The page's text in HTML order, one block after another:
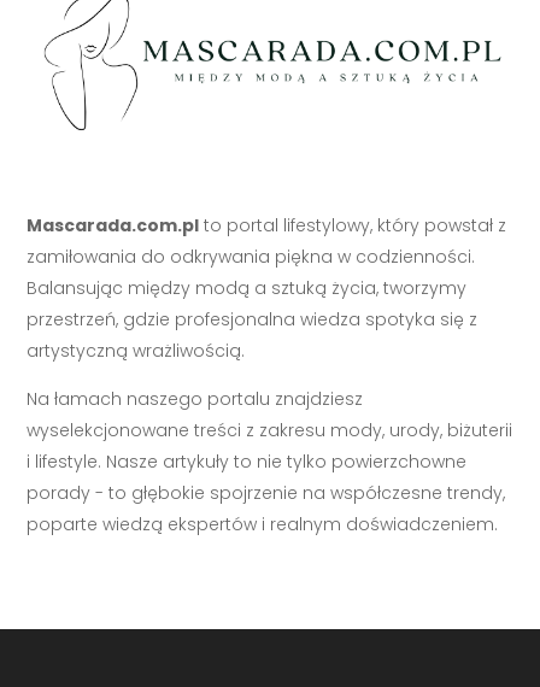
Mascarada.com.pl to portal lifestylowy, który powstał z
zamiłowania do odkrywania piękna w codzienności.
Balansując między modą a sztuką życia, tworzymy
przestrzeń, gdzie profesjonalna wiedza spotyka się z
artystyczną wrażliwością.
Na łamach naszego portalu znajdziesz
wyselekcjonowane treści z zakresu mody, urody, biżuterii
i lifestyle. Nasze artykuły to nie tylko powierzchowne
porady - to głębokie spojrzenie na współczesne trendy,
poparte wiedzą ekspertów i realnym doświadczeniem.